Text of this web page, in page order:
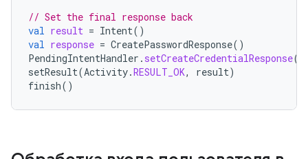
// Set the final response back
val result = Intent()
val response = CreatePasswordResponse()
PendingIntentHandler . setCreateCredentialResponse(
setResult(Activity.RESULT_OK, result)
finish()